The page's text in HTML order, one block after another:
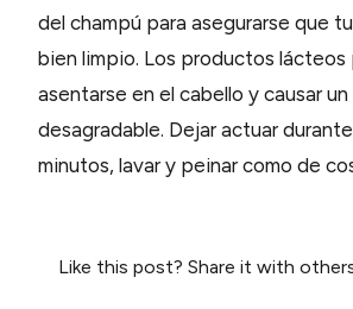
del champú para asegurarse que
bien limpio. Los productos lácteos
asentarse en el cabello y causar un
desagradable. Dejar actuar
minutos, lavar y peinar como de
Like this post? Share it with